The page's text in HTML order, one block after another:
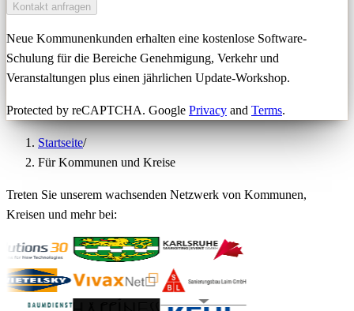
Kontakt anfragen
Neue Kommunenkunden erhalten eine kostenlose Software-
Schulung für die Bereiche Genehmigung, Verkehr und
Veranstaltungen plus einen jährlichen Update-Workshop.
Protected by reCAPTCHA. Google Privacy and Terms.
Startseite/
Für Kommunen und Kreise
Treten Sie unserem wachsenden Netzwerk von Kommunen,
Kreisen und mehr bei: